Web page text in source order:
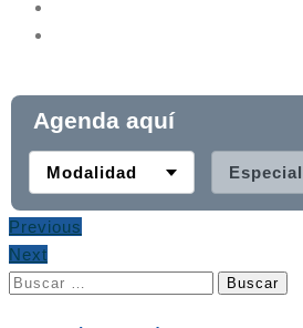
Agenda aquí
Modalidad
Previous
Next
Buscar: